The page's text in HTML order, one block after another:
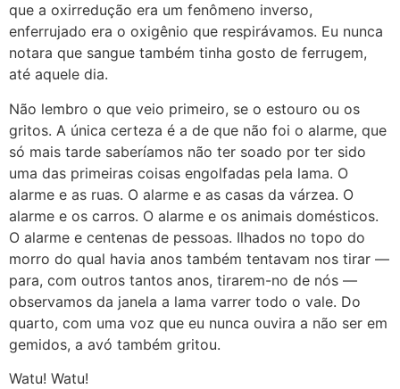
que a oxirredução era um fenômeno inverso,
enferrujado era o oxigênio que respirávamos. Eu nunca
notara que sangue também tinha gosto de ferrugem,
até aquele dia.
Não lembro o que veio primeiro, se o estouro ou os
gritos. A única certeza é a de que não foi o alarme, que
só mais tarde saberíamos não ter soado por ter sido
uma das primeiras coisas engolfadas pela lama. O
alarme e as ruas. O alarme e as casas da várzea. O
alarme e os carros. O alarme e os animais domésticos.
O alarme e centenas de pessoas. Ilhados no topo do
morro do qual havia anos também tentavam nos tirar —
para, com outros tantos anos, tirarem-no de nós —
observamos da janela a lama varrer todo o vale. Do
quarto, com uma voz que eu nunca ouvira a não ser em
gemidos, a avó também gritou.
Watu! Watu!